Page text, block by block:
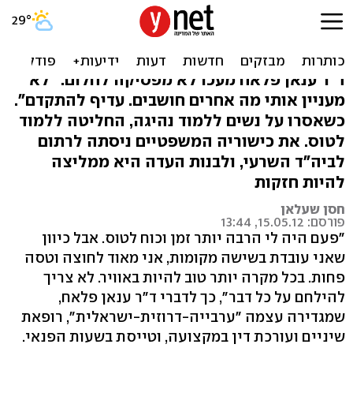
דרוזית רופאה, עו"ד וטייסת:
בשמיים לא נלחמים
ד"ר ענאן פלאח מעכו לא מפסיקה לחלום: "לא
מעניין אותי מה אחרים חושבים. עדיף להתקדם".
כשאסרו על נשים ללמוד נהיגה, החליטה ללמוד
לטוס. את כישוריה המשפטיים ניסתה לרתום
לביה"ד השרעי, ולבנות העדה היא ממליצה
להיות חזקות
חסן שעלאן
פורסם: 15.05.12, 13:44
"פעם היה לי הרבה יותר זמן וכוח לטוס. אבל כיוון
שאני עובדת בשישה מקומות, אני מאוד לחוצה וטסה
פחות. בכל מקרה יותר טוב להיות באוויר. לא צריך
להילחם על כל דבר", כך לדברי ד"ר ענאן פלאח,
שמגדירה עצמה "ערבייה-דרוזית-ישראלית", רופאת
שיניים ועורכת דין במקצועה, וטייסת בשעות הפנאי.